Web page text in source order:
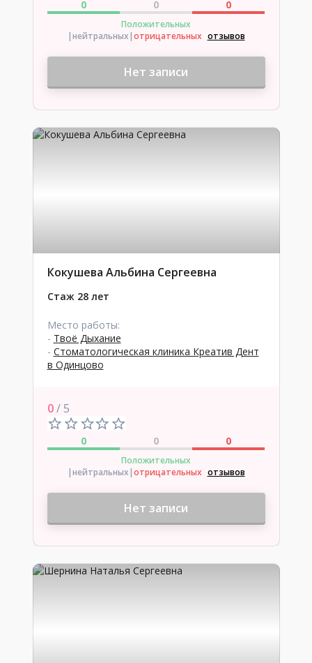
0 0 0
Положительных
|нейтральных|отрицательных отзывов
Нет записи
Кокушева Альбина Сергеевна
Стаж 28 лет
Место работы:
- Твоё Дыхание
- Стоматологическая клиника Креатив Дент
в Одинцово
0/ 5
0 0 0
Положительных
|нейтральных|отрицательных отзывов
Нет записи